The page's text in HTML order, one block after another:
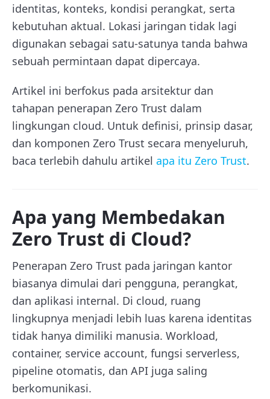
identitas, konteks, kondisi perangkat, serta
kebutuhan aktual. Lokasi jaringan tidak lagi
digunakan sebagai satu-satunya tanda bahwa
sebuah permintaan dapat dipercaya.
Artikel ini berfokus pada arsitektur dan
tahapan penerapan Zero Trust dalam
lingkungan cloud. Untuk definisi, prinsip dasar,
dan komponen Zero Trust secara menyeluruh,
baca terlebih dahulu artikel apa itu Zero Trust.
Apa yang Membedakan
Zero Trust di Cloud?
Penerapan Zero Trust pada jaringan kantor
biasanya dimulai dari pengguna, perangkat,
dan aplikasi internal. Di cloud, ruang
lingkupnya menjadi lebih luas karena identitas
tidak hanya dimiliki manusia. Workload,
container, service account, fungsi serverless,
pipeline otomatis, dan API juga saling
berkomunikasi.